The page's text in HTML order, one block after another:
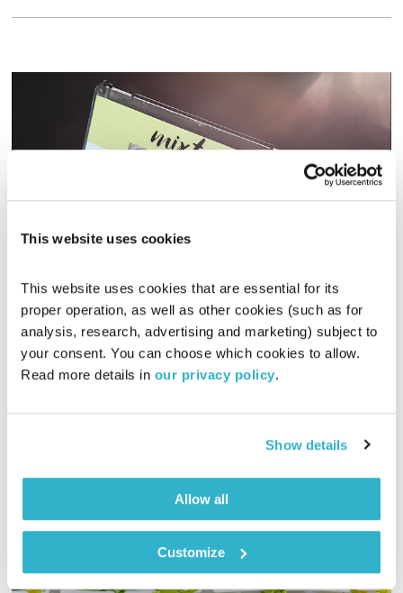
This website uses cookies
This website uses cookies that are essential for its
proper operation, as well as other cookies (such as for
analysis, research, advertising and marketing) subject to
your consent. You can choose which cookies to allow.
Read more details in our privacy policy.
Show details
Allow all
Customize
תכניות וקטעים נבחרים
שדרנים מתחלפים
16.03.21
00:35:54
אליוט עם סט מוזיקה בו האמנים מקדישים את השירים בעצמם